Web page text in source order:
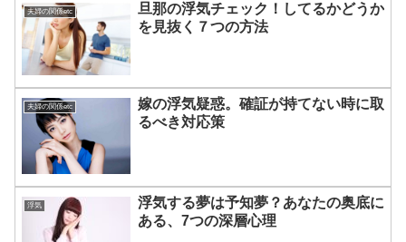
夫婦の関係etc
旦那の浮気チェック！してるかどうか
を見抜く７つの方法
夫婦の関係etc
嫁の浮気疑惑。確証が持てない時に取
るべき対応策
浮気
浮気する夢は予知夢？あなたの奥底に
ある、7つの深層心理